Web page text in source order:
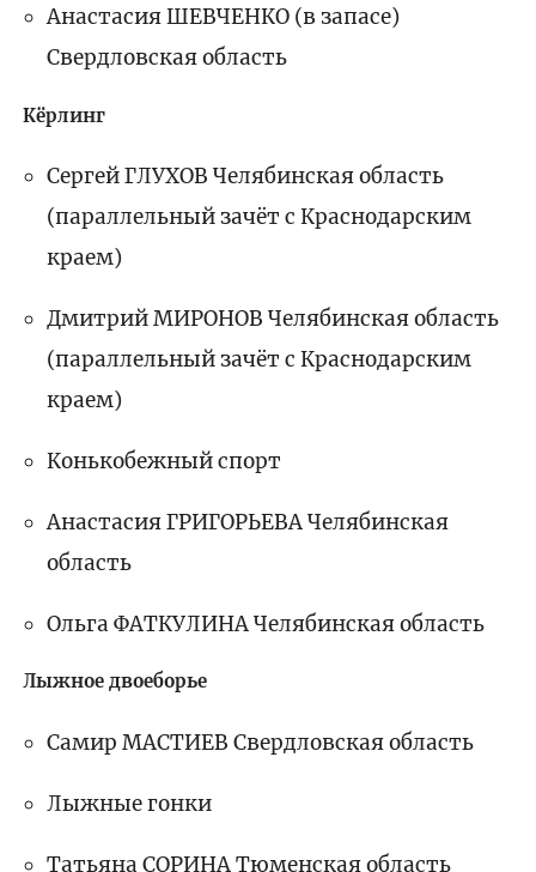
Анастасия ШЕВЧЕНКО (в запасе)
Свердловская область
Кёрлинг
Сергей ГЛУХОВ Челябинская область
(параллельный зачёт с Краснодарским
краем)
Дмитрий МИРОНОВ Челябинская область
(параллельный зачёт с Краснодарским
краем)
Конькобежный спорт
Анастасия ГРИГОРЬЕВА Челябинская
область
Ольга ФАТКУЛИНА Челябинская область
Лыжное двоеборье
Самир МАСТИЕВ Свердловская область
Лыжные гонки
Татьяна СОРИНА Тюменская область